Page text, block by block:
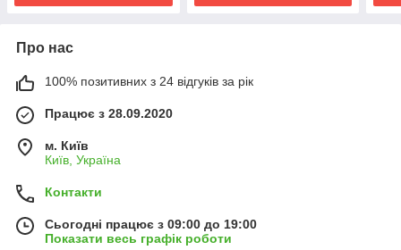
Про нас
100% позитивних з 24 відгуків за рік
Працює з 28.09.2020
м. Київ
Київ, Україна
Контакти
Сьогодні працює з 09:00 до 19:00
Показати весь графік роботи